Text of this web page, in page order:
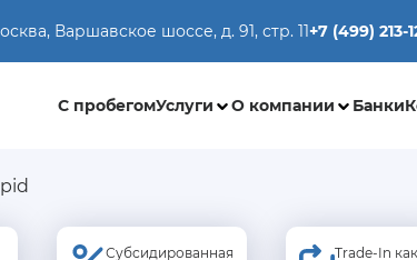
Варшавское шоссе, д. 91, стр. 11+7 (499) 213-
С пробегомУслуги О компании Банки
Субсидированная
Trade-In как